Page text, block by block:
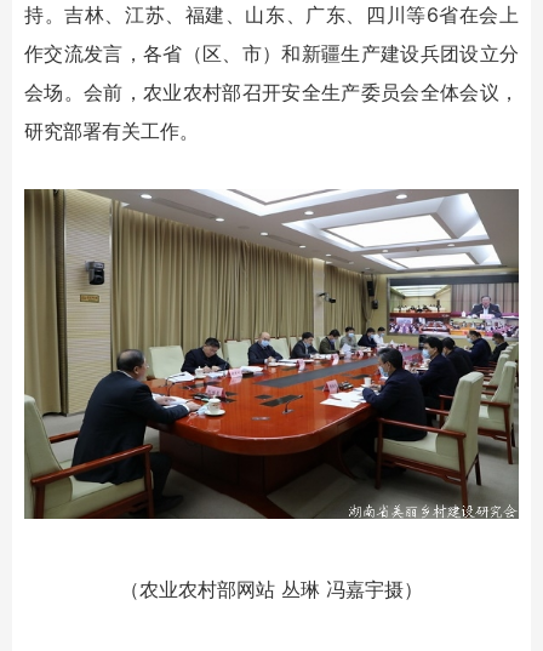
持。吉林、江苏、福建、山东、广东、四川等6省在会上
作交流发言，各省（区、市）和新疆生产建设兵团设立分
会场。会前，农业农村部召开安全生产委员会全体会议，
研究部署有关工作。
（农业农村部网站 丛琳 冯嘉宇摄）